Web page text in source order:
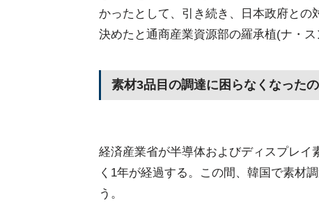
かったとして、引き続き、日本政府と
決めたと通商産業資源部の羅承植(ナ・
素材3品目の調達に困らなくなった
経済産業省が半導体およびディスプレイ
く1年が経過する。この間、韓国で素材
う。